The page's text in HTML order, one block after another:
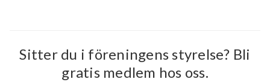
Sitter du i föreningens styrelse? Bli
gratis medlem hos oss.